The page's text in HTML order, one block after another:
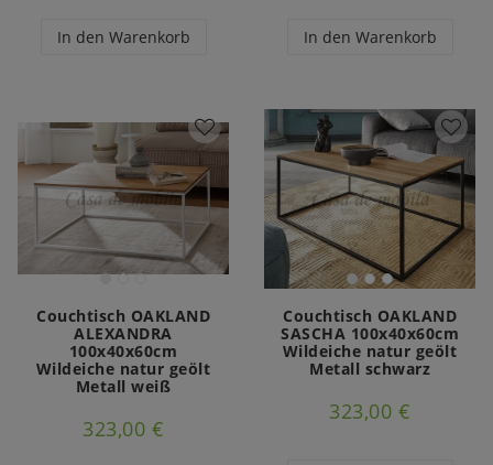
In den Warenkorb In den Warenkorb
Couchtisch OAKLAND
ALEXANDRA
100x40x60cm
Wildeiche natur geölt
Metall weiß
323,00 €
Couchtisch OAKLAND
SASCHA 100x40x60cm
Wildeiche natur geölt
Metall schwarz
323,00 €